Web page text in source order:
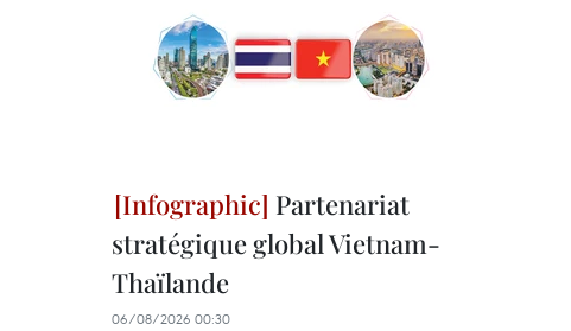
Partenariat
stratégique global Vietnam-
Thaïlande
06/08/2026 00:30